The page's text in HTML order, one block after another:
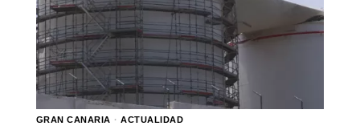
GRAN CANARIA · ACTUALIDAD